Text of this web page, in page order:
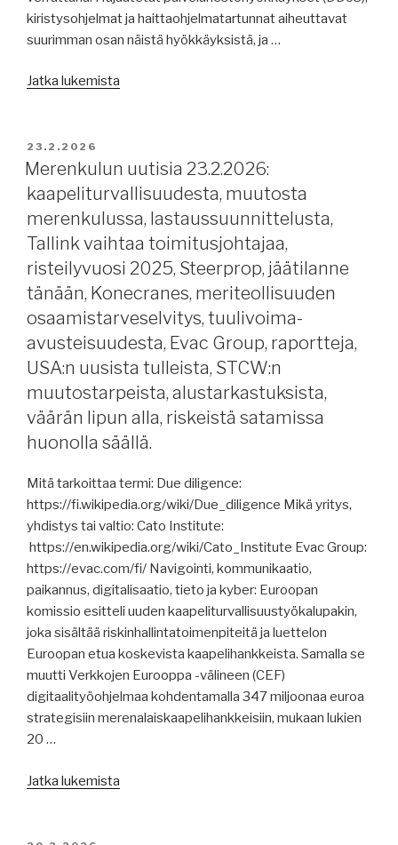
merirosvousraportti
Aasiasta,
Kiinan
siniset
kiristysohjelmat ja haittaohjelmatartunnat aiheuttavat
suurimman osan näistä hyökkäyksistä, ja …
Jatka lukemista
merellä,
kommunikointisatelliiteista,
merityöyleissopimus
20
vuotta,
konttikuljetuksista,
VLCC-
markkinat,
AtoB@C
Shipping,
Panaman
konttiterminaaleista,
jäätilanne,
uudisrakennuksista,
raportteja,
USA:n
sisäinen
tullisota
ja
sen
vaikutuksista,
tekoälyn
kehityssuunnista,
merten
muoviroskasta,
Jäämeren
JULKAISTU
23.2.2026
Merenkulun uutisia 23.2.2026:
kaapeliturvallisuudesta, muutosta
merenkulussa, lastaussuunnittelusta,
Tallink vaihtaa toimitusjohtajaa,
risteilyvuosi 2025, Steerprop, jäätilanne
tänään, Konecranes, meriteollisuuden
osaamistarveselvitys, tuulivoima-
avusteisuudesta, Evac Group, raportteja,
USA:n uusista tulleista, STCW:n
muutostarpeista, alustarkastuksista,
väärän lipun alla, riskeistä satamissa
huonolla säällä.
Mitä tarkoittaa termi: Due diligence:
https://fi.wikipedia.org/wiki/Due_diligence Mikä yritys,
yhdistys tai valtio: Cato Institute:
https://en.wikipedia.org/wiki/Cato_Institute Evac Group:
https://evac.com/fi/ Navigointi, kommunikaatio,
paikannus, digitalisaatio, tieto ja kyber: Euroopan
komissio esitteli uuden kaapeliturvallisuustyökalupakin,
joka sisältää riskinhallintatoimenpiteitä ja luettelon
Euroopan etua koskevista kaapelihankkeista. Samalla se
muutti Verkkojen Eurooppa -välineen (CEF)
digitaalityöohjelmaa kohdentamalla 347 miljoonaa euroa
strategisiin merenalaiskaapelihankkeisiin, mukaan lukien
20 …
Jatka lukemista